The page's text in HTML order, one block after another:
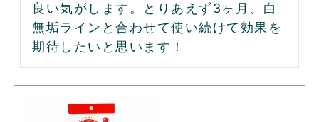
良い気がします。とりあえず3ヶ月、白
無垢ラインと合わせて使い続けて効果を
期待したいと思います！